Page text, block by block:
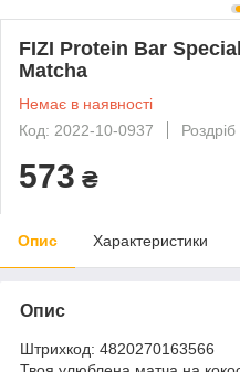
FIZI Protein Bar
Matcha
Немає в наявності
Код: 2022-10-0937
Роздріб
573 ₴
Опис Характеристики
Опис
Штрихкод: 4820270163566